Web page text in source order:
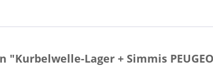
Lager + Simmis